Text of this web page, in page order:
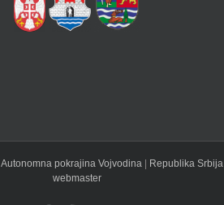
Autonomna pokrajina Vojvodina | Republika Srbija
webmaster